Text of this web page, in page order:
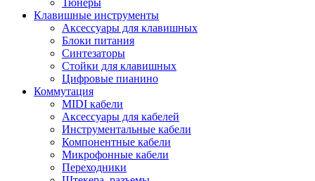
Тюнеры
Клавишные инструменты
Аксессуары для клавишных
Блоки питания
Синтезаторы
Стойки для клавишных
Цифровые пианино
Коммутация
MIDI кабели
Аксессуары для кабелей
Инструментальные кабели
Компонентные кабели
Микрофонные кабели
Переходники